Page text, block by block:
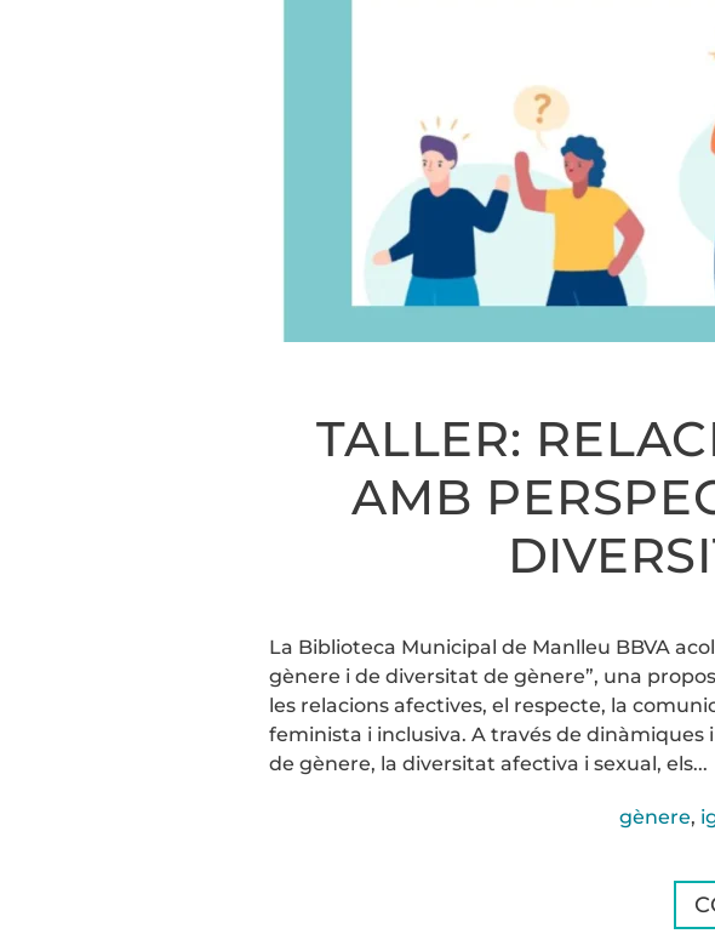
TALLER:
AMB
La Biblioteca Municipal de Manlleu BBVA
gènere i de diversitat de gènere”, una
les relacions afectives, el respecte, la
feminista i inclusiva. A través de
de gènere, la diversitat afectiva i sexual, els...
gènere,